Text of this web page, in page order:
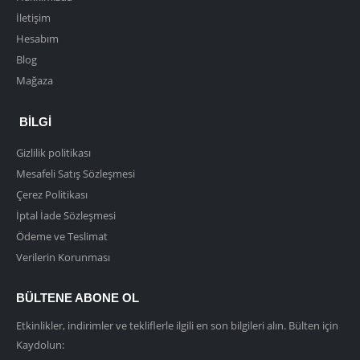
İletişim
Hesabım
Blog
Mağaza
BILGI
Gizlilik politikası
Mesafeli Satış Sözleşmesi
Çerez Politikası
İptal İade Sözleşmesi
Ödeme ve Teslimat
Verilerin Korunması
BÜLTENE ABONE OL
Etkinlikler, indirimler ve tekliflerle ilgili en son bilgileri alın. Bülten için
Kaydolun: